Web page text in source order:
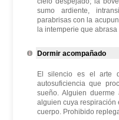
sumo ardiente,
parabrisas con la
la intemperie que
Dormir acompañado
El silencio es el arte
autosuficiencia que
sueño. Alguien
alguien cuya respiración
cuerpo. Prohibido